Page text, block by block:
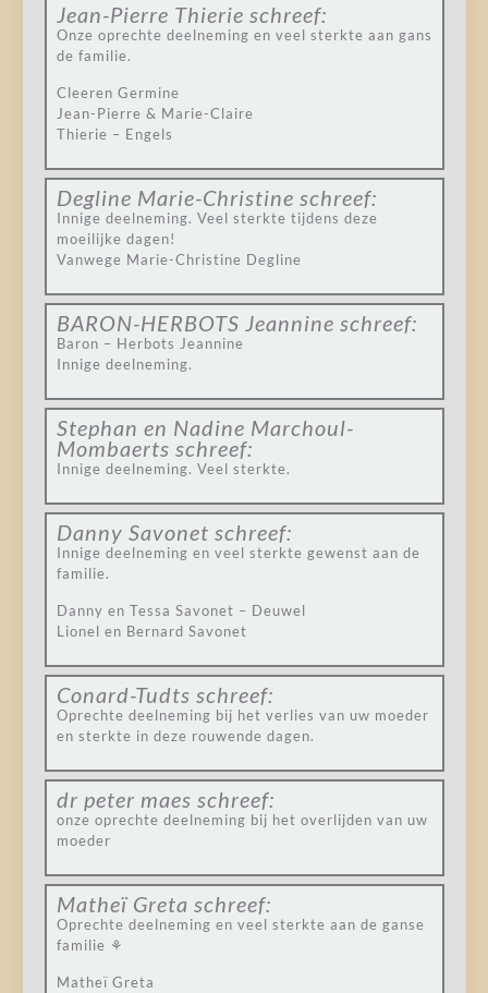
Jean-Pierre Thierie schreef:
Onze oprechte deelneming en veel sterkte aan gans
de familie.
Cleeren Germine
Jean-Pierre & Marie-Claire
Thierie – Engels
Degline Marie-Christine schreef:
Innige deelneming. Veel sterkte tijdens deze
moeilijke dagen!
Vanwege Marie-Christine Degline
BARON-HERBOTS Jeannine schreef:
Baron – Herbots Jeannine
Innige deelneming.
Stephan en Nadine Marchoul-
Mombaerts schreef:
Innige deelneming. Veel sterkte.
Danny Savonet schreef:
Innige deelneming en veel sterkte gewenst aan de
familie.
Danny en Tessa Savonet – Deuwel
Lionel en Bernard Savonet
Conard-Tudts schreef:
Oprechte deelneming bij het verlies van uw moeder
en sterkte in deze rouwende dagen.
dr peter maes schreef:
onze oprechte deelneming bij het overlijden van uw
moeder
Matheï Greta schreef:
Oprechte deelneming en veel sterkte aan de ganse
familie ⚘
Matheï Greta